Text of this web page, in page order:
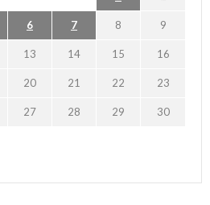
6 7 8 9
13 14 15 16
20 21 22 23
27 28 29 30